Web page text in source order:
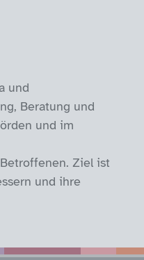
und
Beratung und
und im
Ziel ist
und ihre